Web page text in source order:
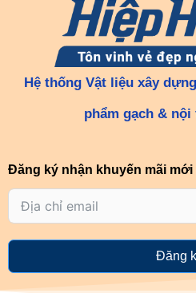
Hệ thống Vật liệu xây
phẩm gạch &
Đăng ký nhận khuyến mãi mới
Đăng